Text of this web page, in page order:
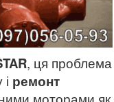
, ця проблема
ремонт